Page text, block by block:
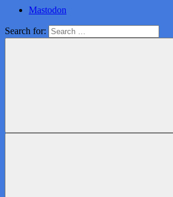
Mastodon
Search for: